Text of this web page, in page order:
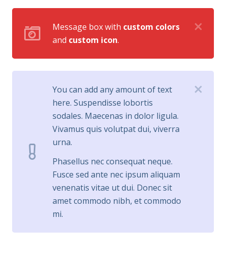
Message box with custom colors
and custom icon.
You can add any amount of text
here. Suspendisse lobortis
sodales. Maecenas in dolor ligula.
Vivamus quis volutpat dui, viverra
urna.
Phasellus nec consequat neque.
Fusce sed ante nec ipsum aliquam
venenatis vitae ut dui. Donec sit
amet commodo nibh, et commodo
mi.